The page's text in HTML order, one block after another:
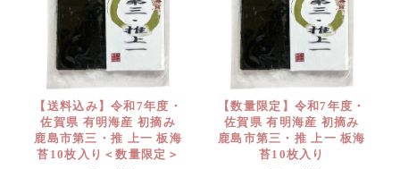
【送料込み】令和7年度・
佐賀県 有明海産 初摘み
鹿島市第三・推 上一 板海
苔10枚入り＜数量限定＞
【数量限定】令和7年度・
佐賀県 有明海産 初摘み
鹿島市第三・推 上一 板海
苔10枚入り